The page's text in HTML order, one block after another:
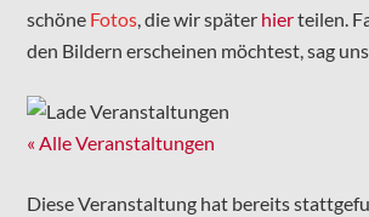
schöne Fotos, die wir später hierteilen.
den Bildern erscheinen möchtest, sag
« Alle Veranstaltungen
Diese Veranstaltung hat bereits